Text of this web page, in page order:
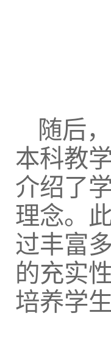
随后
本科教
介绍了
理念。
过丰富
的充实
培养学